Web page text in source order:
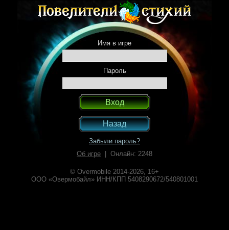
Имя в игре
Пароль
Назад
Забыли пароль?
Об игре | Онлайн: 2248
© Overmobile 2014-2026, 16+
ООО «Овермобайл» ИНН/КПП 5408290672/540801001